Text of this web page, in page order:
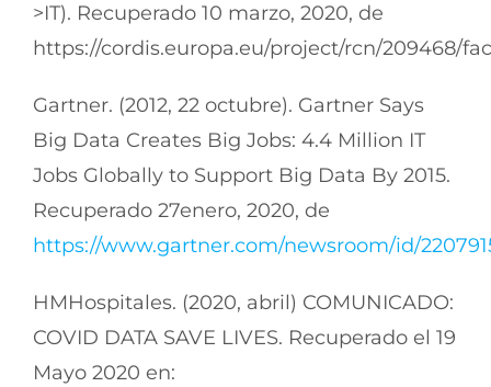
>IT). Recuperado 10 marzo, 2020, de
https://cordis.europa.eu/project/rcn/209468/
Gartner. (2012, 22 octubre). Gartner Says
Big Data Creates Big Jobs: 4.4 Million IT
Jobs Globally to Support Big Data By 2015.
Recuperado 27enero, 2020, de
https://www.gartner.com/newsroom/id/
HMHospitales. (2020, abril) COMUNICADO:
COVID DATA SAVE LIVES. Recuperado el 19
Mayo 2020 en: